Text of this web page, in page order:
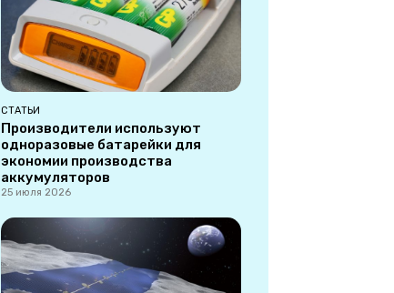
СТАТЬИ
Производители используют
одноразовые батарейки для
экономии производства
аккумуляторов
25 июля 2026